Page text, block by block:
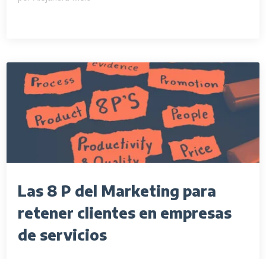
Las 8 P del Marketing para
retener clientes en empresas
de servicios